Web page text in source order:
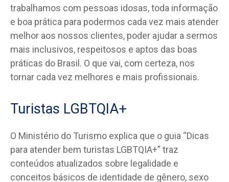
trabalhamos com pessoas idosas, toda informação
e boa prática para podermos cada vez mais atender
melhor aos nossos clientes, poder ajudar a sermos
mais inclusivos, respeitosos e aptos das boas
práticas do Brasil. O que vai, com certeza, nos
tornar cada vez melhores e mais profissionais.
Turistas LGBTQIA+
O Ministério do Turismo explica que o guia “Dicas
para atender bem turistas LGBTQIA+” traz
conteúdos atualizados sobre legalidade e
conceitos básicos de identidade de gênero, sexo